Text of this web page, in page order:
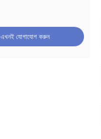
এখনই যোগাযোগ করুন